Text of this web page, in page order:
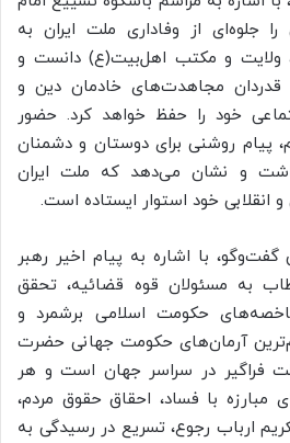
جلوه‌ای از وفاداری ملت ایران به
ولایت و مکتب اهل‌بیت(ع) دانست و
مجاهدت‌های خادمان دین و
خود را حفظ خواهد کرد. حضور
پیام روشنی برای دوستان و دشمنان
و نشان می‌دهد که ملت ایران
انقلابی خود استوار ایستاده است.
با اشاره به پیام اخیر رهبر
به مسئولان قوه قضائیه، تحقق
حکومت اسلامی برشمرد و
آرمان‌های حکومت جهانی حضرت
فراگیر در سراسر جهان است و هر
مبارزه با فساد، احقاق حقوق مردم،
ارباب رجوع، تسریع در رسیدگی به